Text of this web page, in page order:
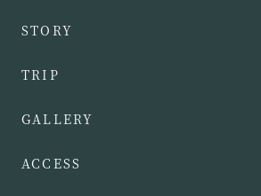
STORY
TRIP
GALLERY
ACCESS